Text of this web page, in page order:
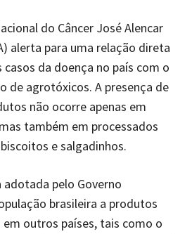
do Câncer José Alencar
alerta para uma relação direta
da doença no país com o
de agrotóxicos. A presença de
não ocorre apenas em
também em processados
e salgadinhos.
adotada pelo Governo
brasileira a produtos
outros países, tais como o